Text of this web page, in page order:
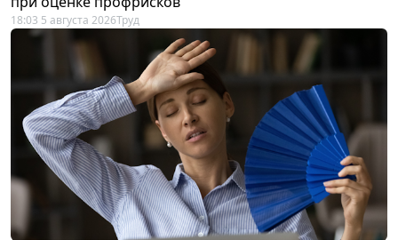
18:03 5 августа 2026Труд